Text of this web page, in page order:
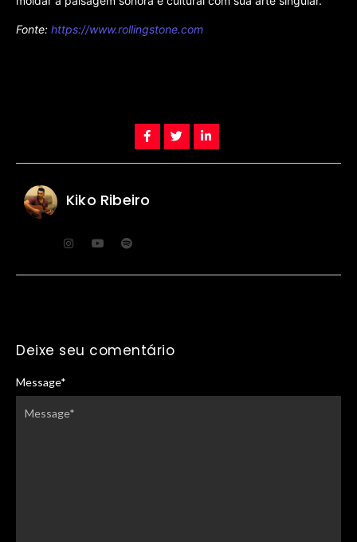
Fonte: https://www.rollingstone.com
Kiko Ribeiro
Deixe seu comentário
Message*